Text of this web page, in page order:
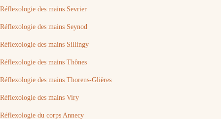
Réflexologie des mains Sevrier
Réflexologie des mains Seynod
Réflexologie des mains Sillingy
Réflexologie des mains Thônes
Réflexologie des mains Thorens-Glières
Réflexologie des mains Viry
Réflexologie du corps Annecy